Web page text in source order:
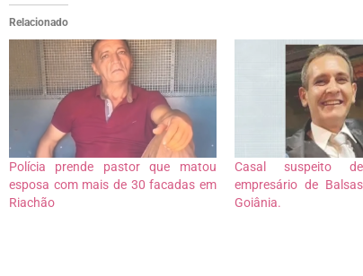
Relacionado
Polícia prende pastor que matou
esposa com mais de 30 facadas em
Riachão
Casal suspeito
empresário de
Goiânia.